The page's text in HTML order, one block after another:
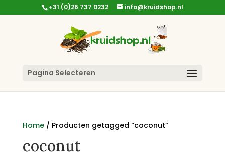
+31 (0)26 737 0232 info@kruidshop.nl
Pagina Selecteren
Home/ Producten getagged “coconut”
coconut